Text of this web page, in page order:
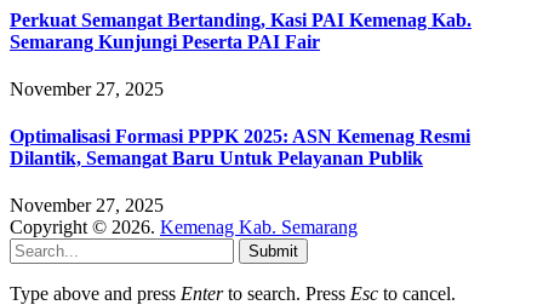
Perkuat Semangat Bertanding, Kasi PAI Kemenag Kab.
Semarang Kunjungi Peserta PAI Fair
November 27, 2025
Optimalisasi Formasi PPPK 2025: ASN Kemenag Resmi
Dilantik, Semangat Baru Untuk Pelayanan Publik
November 27, 2025
Copyright © 2026. Kemenag Kab. Semarang
Submit
Type above and press Enterto search. Press Esc to cancel.